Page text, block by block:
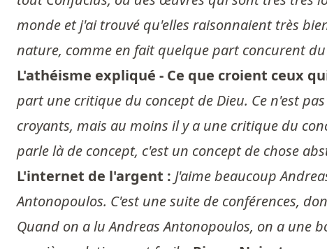
monde et j'ai trouvé qu'elles raisonnaient très
nature, comme en fait quelque part concurent
L'athéisme expliqué - Ce que croient ceux
part une critique du concept de Dieu. Ce n'est
croyants, mais au moins il y a une critique du
parle là de concept, c'est un concept de chose
L'internet de l'argent : J'aime beaucoup
Antonopoulos. C'est une suite de conférences,
Quand on a lu Andreas Antonopoulos, on a une